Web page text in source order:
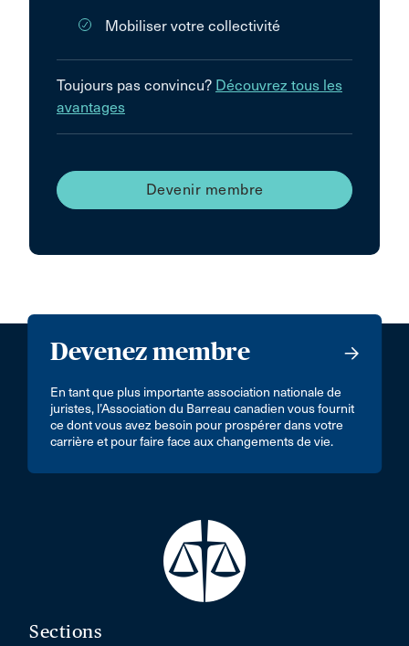
Mobiliser votre collectivité
Toujours pas convincu? Découvrez tous les
avantages
Devenir membre
Devenez membre
En tant que plus importante association nationale de
juristes, l’Association du Barreau canadien vous fournit
ce dont vous avez besoin pour prospérer dans votre
carrière et pour faire face aux changements de vie.
Sections